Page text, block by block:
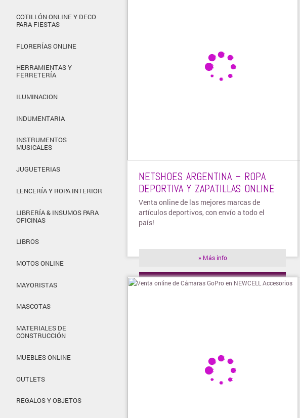
COTILLÓN ONLINE Y DECO
PARA FIESTAS
FLORERÍAS ONLINE
HERRAMIENTAS Y
FERRETERÍA
ILUMINACION
INDUMENTARIA
INSTRUMENTOS
MUSICALES
JUGUETERIAS
LENCERÍA Y ROPA INTERIOR
LIBRERÍA & INSUMOS PARA
OFICINAS
LIBROS
MOTOS ONLINE
MAYORISTAS
MASCOTAS
MATERIALES DE
CONSTRUCCIÓN
MUEBLES ONLINE
OUTLETS
REGALOS Y OBJETOS
NETSHOES ARGENTINA – ROPA
DEPORTIVA Y ZAPATILLAS ONLINE
Venta online de las mejores marcas de
artículos deportivos, con envío a todo el
país!
» Más info
» Visitar tienda